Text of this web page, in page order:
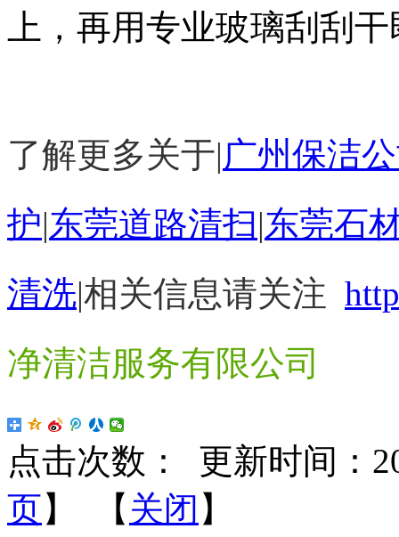
上，再用专业玻璃刮刮
了解更多关于|广州保洁
护|东莞道路清扫|东莞石
清洗|相关信息请关注
净清洁服务有限公司
点击次数：
更新时间：
页】 【 关闭 】